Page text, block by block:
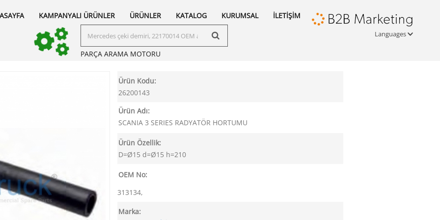
Languages
KAMPANYALI ÜRÜNLER ÜRÜNLER KATALOG KURUMSAL İLETİŞİM
PARÇA ARAMA MOTORU
Ürün Kodu:
26200143
Ürün Adı:
SCANIA 3 SERIES RADYATÖR HORTUMU
Ürün Özellik:
D=Ø15 d=Ø15 h=210
OEM No:
313134,
Marka: